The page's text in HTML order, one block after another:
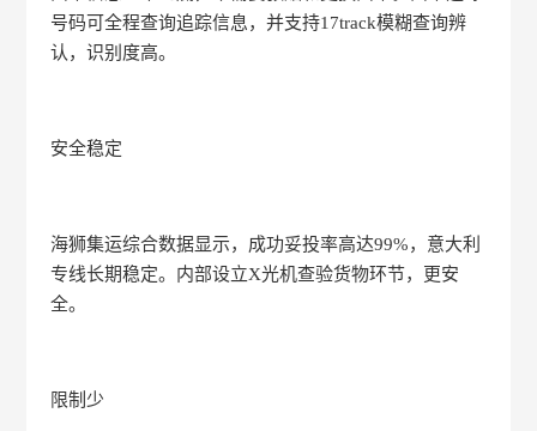
号码可全程查询追踪信息，并支持17track模糊查询辨
认，识别度高。
安全稳定
海狮集运综合数据显示，成功妥投率高达99%，意大利
专线长期稳定。内部设立X光机查验货物环节，更安
全。
限制少